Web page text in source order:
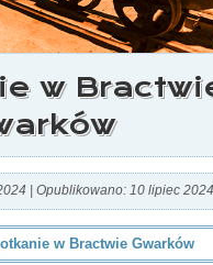
w
Opublikowano: 10 lipiec 2024
w Bractwie Gwarków